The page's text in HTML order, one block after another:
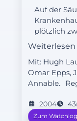
Auf der
plötzlich
Die Ärzte
weitere
Symptome
House,
Weiterlesen
Mit: Hugh
Omar Epps,
Annable.
2004
Zum Watchlog